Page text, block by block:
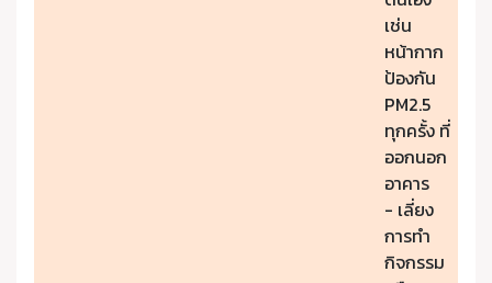
เช่น
หน้ากาก
ป้องกัน
PM2.5
ทุกครั้ง ที่
ออกนอก
อาคาร
- เลี่ยง
การทำ
กิจกรรม